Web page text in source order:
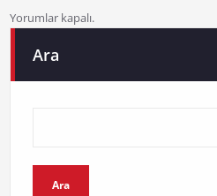
Yorumlar kapalı.
Ara
Ara